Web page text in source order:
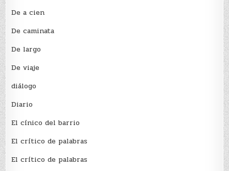
De a cien
De caminata
De largo
De viaje
diálogo
Diario
El cínico del barrio
El crí­tico de palabras
El crí­tico de palabras